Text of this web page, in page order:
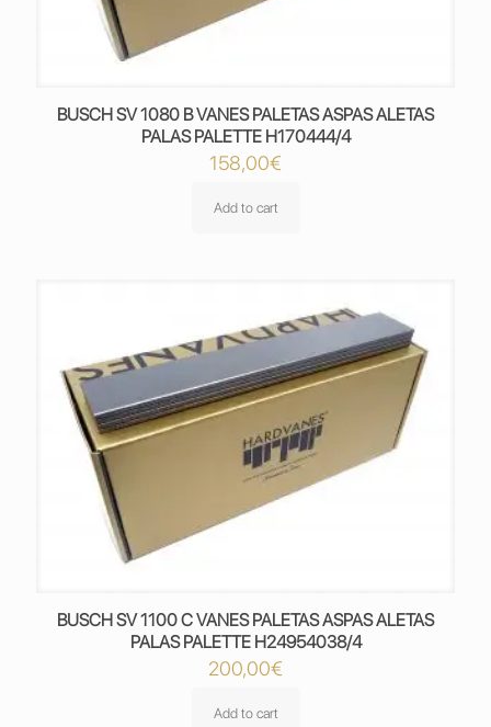
BUSCH SV 1080 B VANES PALETAS ASPAS ALETAS
PALAS PALETTE H170444/4
158,00€
Add to cart
BUSCH SV 1100 C VANES PALETAS ASPAS ALETAS
PALAS PALETTE H24954038/4
200,00€
Add to cart